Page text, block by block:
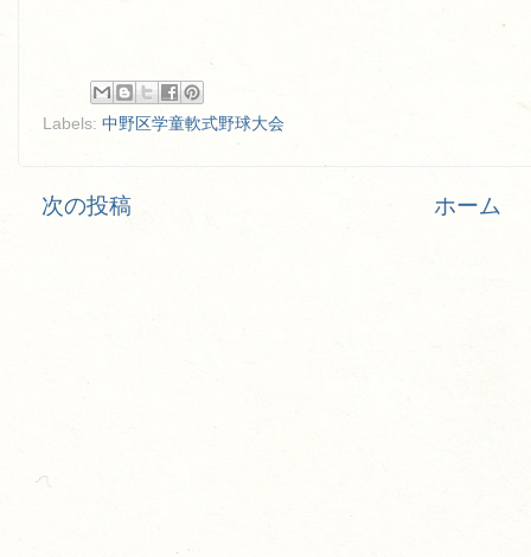
Labels: 中野区学童軟式野球大会
次の投稿 ホーム